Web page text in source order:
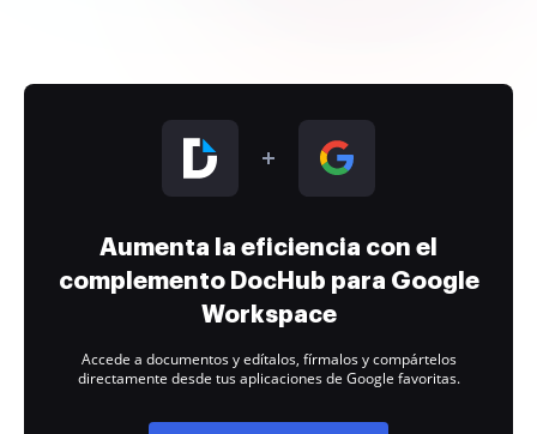
Aumenta la eficiencia con el
complemento DocHub para Google
Workspace
Accede a documentos y edítalos, fírmalos y compártelos
directamente desde tus aplicaciones de Google favoritas.